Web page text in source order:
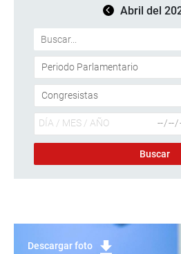
Abril del
Descargar foto